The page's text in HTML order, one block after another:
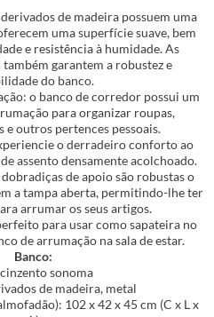
de madeira possuem uma
uma superfície suave, bem
e resistência à humidade. As
garantem a robustez e
do banco.
o banco de corredor possui um
para organizar roupas,
e outros pertences pessoais.
o derradeiro conforto ao
assento densamente acolchoado.
de apoio são robustas o
a tampa aberta, permitindo-lhe ter
arrumar os seus artigos.
para usar como sapateira no
de arrumação na sala de estar.
Banco:
sonoma
de madeira, metal
102 x 42 x 45 cm (C x L x